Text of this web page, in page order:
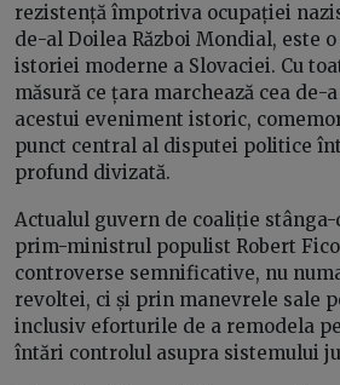
rezistență împotriva ocupației
de-al Doilea Război Mondial, este
istoriei moderne a Slovaciei. Cu
măsură ce țara marchează cea de-
acestui eveniment istoric,
punct central al disputei politice
profund divizată.
Actualul guvern de coaliție stânga-
prim-ministrul populist Robert
controverse semnificative, nu
revoltei, ci și prin manevrele sale
inclusiv eforturile de a remodela
întări controlul asupra sistemului